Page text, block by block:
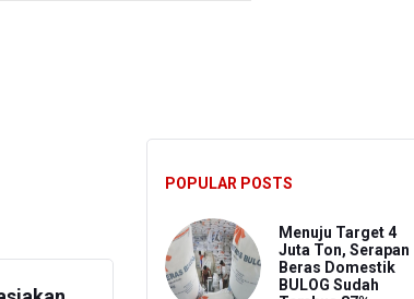
POPULAR POSTS
Menuju Target 4
Juta Ton, Serapan
Beras Domestik
BULOG Sudah